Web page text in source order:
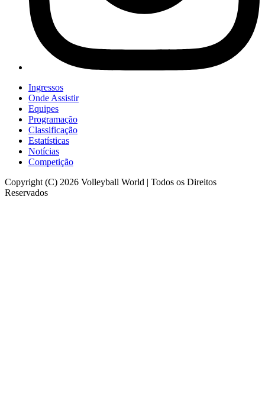
Ingressos
Onde Assistir
Equipes
Programação
Classificação
Estatísticas
Notícias
Competição
Copyright (C) 2026 Volleyball World | Todos os Direitos
Reservados